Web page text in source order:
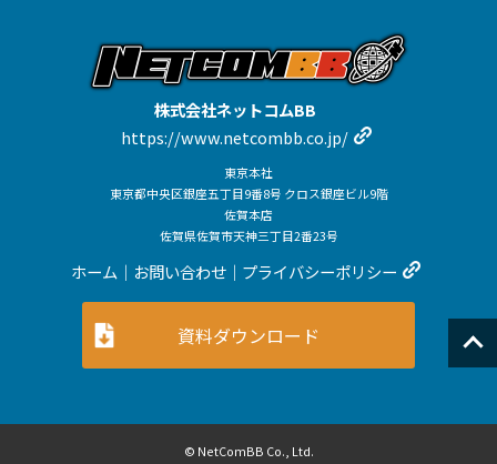
株式会社ネットコムBB
https://www.netcombb.co.jp/
東京本社
東京都中央区銀座五丁目9番8号 クロス銀座ビル9階
佐賀本店
佐賀県佐賀市天神三丁目2番23号
ホーム ｜ お問い合わせ ｜ プライバシーポリシー
資料ダウンロード
© NetComBB Co., Ltd.